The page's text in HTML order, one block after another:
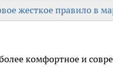
жесткое правило в
комфортное и